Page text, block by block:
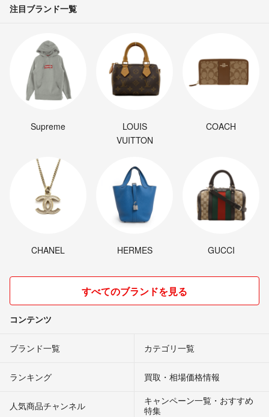
注目ブランド一覧
Supreme
LOUIS
VUITTON
COACH
CHANEL HERMES GUCCI
すべてのブランドを見る
コンテンツ
ブランド一覧 カテゴリ一覧
ランキング 買取・相場価格情報
人気商品チャンネル
キャンペーン一覧・おすすめ
特集